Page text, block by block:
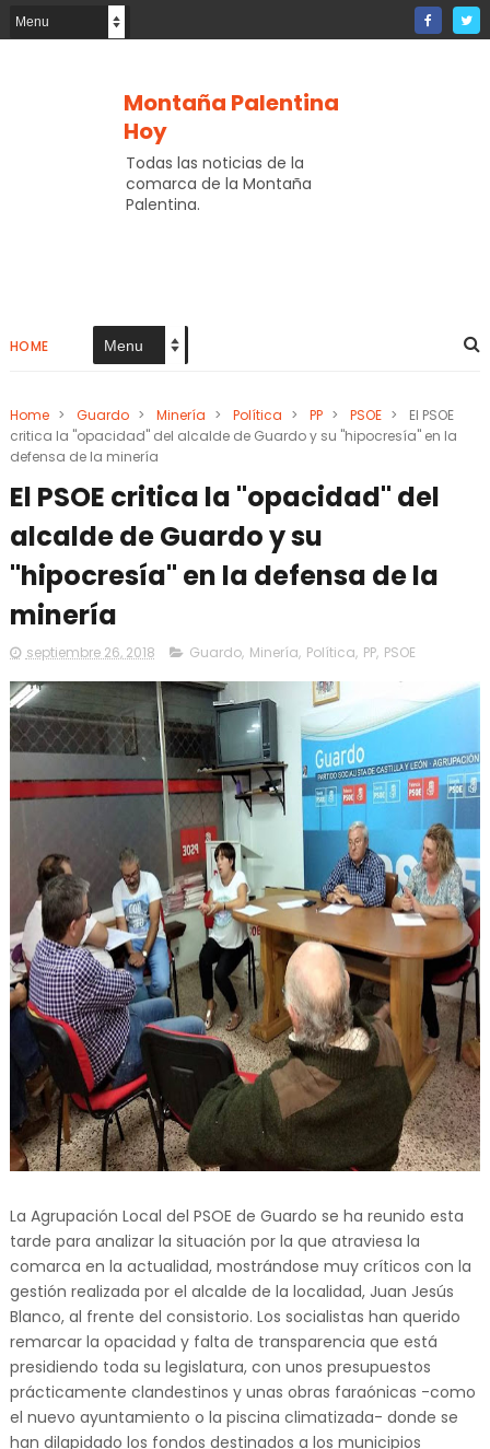
Montaña Palentina
Hoy
Todas las noticias de la
comarca de la Montaña
Palentina.
HOME
Home > Guardo > Minería > Política > PP > PSOE >
El PSOE
critica la "opacidad" del alcalde de Guardo y su "hipocresía" en la
defensa de la minería
El PSOE critica la "opacidad" del
alcalde de Guardo y su
"hipocresía" en la defensa de la
minería
septiembre 26, 2018 Guardo, Minería, Política, PP, PSOE
La Agrupación Local del PSOE de Guardo se ha reunido esta
tarde para analizar la situación por la que atraviesa la
comarca en la actualidad, mostrándose muy críticos con la
gestión realizada por el alcalde de la localidad, Juan Jesús
Blanco, al frente del consistorio. Los socialistas han querido
remarcar la opacidad y falta de transparencia que está
presidiendo toda su legislatura, con unos presupuestos
prácticamente clandestinos y unas obras faraónicas -como
el nuevo ayuntamiento o la piscina climatizada- donde se
han dilapidado los fondos destinados a los municipios